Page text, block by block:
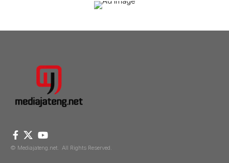
© Mediajateng.net. All Rights Reserved.